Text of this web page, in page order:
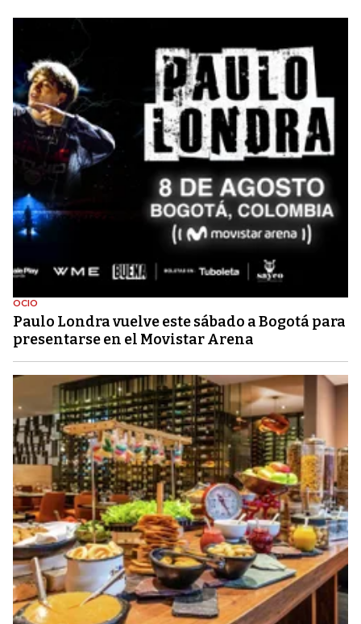
OCIO
Paulo Londra vuelve este sábado a Bogotá para
presentarse en el Movistar Arena